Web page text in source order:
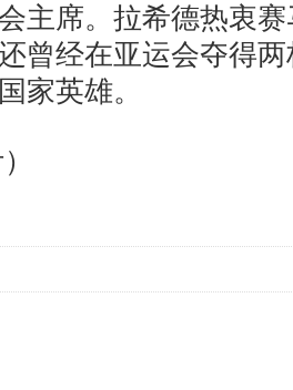
主席。拉希德热衷
曾经在亚运会夺得
家英雄。